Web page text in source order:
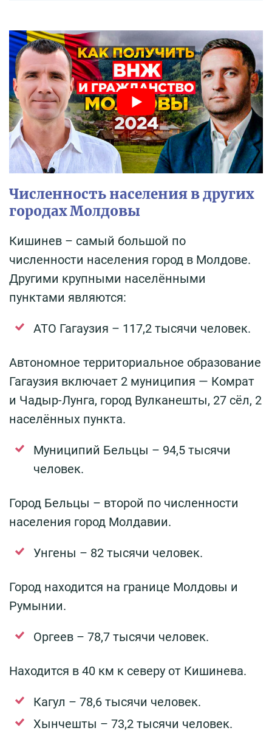
Численность населения в других
городах Молдовы
Кишинев – самый большой по
численности населения город в Молдове.
Другими крупными населёнными
пунктами являются:
АТО Гагаузия – 117,2 тысячи человек.
Автономное территориальное образование
Гагаузия включает 2 муниципия — Комрат
и Чадыр-Лунга, город Вулканешты, 27 сёл, 2
населённых пункта.
Муниципий Бельцы – 94,5 тысячи
человек.
Город Бельцы – второй по численности
населения город Молдавии.
Унгены – 82 тысячи человек.
Город находится на границе Молдовы и
Румынии.
Оргеев – 78,7 тысячи человек.
Находится в 40 км к северу от Кишинева.
Кагул – 78,6 тысячи человек.
Хынчешты – 73,2 тысячи человек.